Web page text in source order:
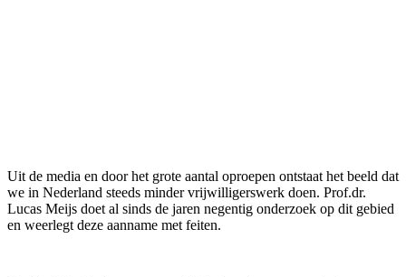
Uit de media en door het grote aantal oproepen ontstaat het beeld dat
we in Nederland steeds minder vrijwilligerswerk doen. Prof.dr.
Lucas Meijs doet al sinds de jaren negentig onderzoek op dit gebied
en weerlegt deze aanname met feiten.